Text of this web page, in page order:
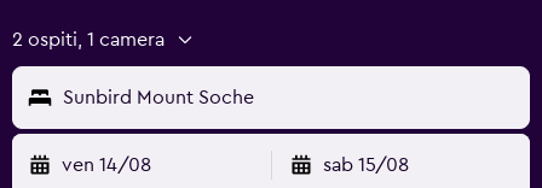
2 ospiti, 1 camera
Sunbird Mount Soche
ven 14/08 sab 15/08